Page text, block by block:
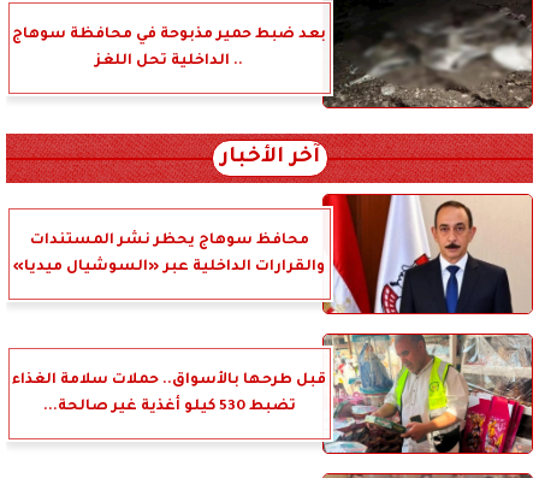
بعد ضبط حمير مذبوحة في محافظة سوهاج
.. الداخلية تحل اللغز
آخر الأخبار
محافظ سوهاج يحظر نشر المستندات
والقرارات الداخلية عبر «السوشيال ميديا»
قبل طرحها بالأسواق.. حملات سلامة الغذاء
تضبط 530 كيلو أغذية غير صالحة...